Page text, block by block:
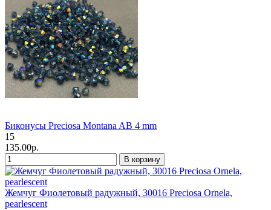
Биконусы Preciosa Montana AB 4 mm
15
135.00р.
В корзину
Жемчуг Фиолетовый радужный, 30016 Preciosa Ornela,
pearlescent